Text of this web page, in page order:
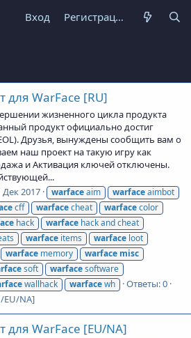
Вход Регистрация
для WarFace [RU]
жизненного цикла продукта
продукт официально достиг
Друзья, вынуждены сообщить вам о
наш проект на такую игру как
и Активация ключей отключены.
Дек 2017 warfaceaim warfaceaimbot
cff warfacecheat warfacecolor
hack warface hack and cheat
warface items warface loot
warface memory warface misc
soft warfacesoftware
wallhack warfacewh
Ответы: 0
EU/NA]
для WarFace [EU/NA]